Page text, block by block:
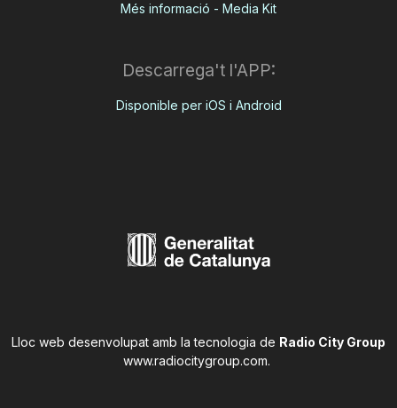
Més informació - Media Kit
Descarrega't l'APP:
Disponible per iOS i Android
Lloc web desenvolupat amb la tecnologia de Radio City Group
www.radiocitygroup.com.